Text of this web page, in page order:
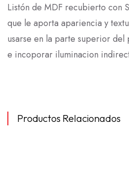
Listón de MDF recubierto con
que le aporta apariencia y
usarse en la parte superior del
e incoporar iluminacion
Productos Relacionados